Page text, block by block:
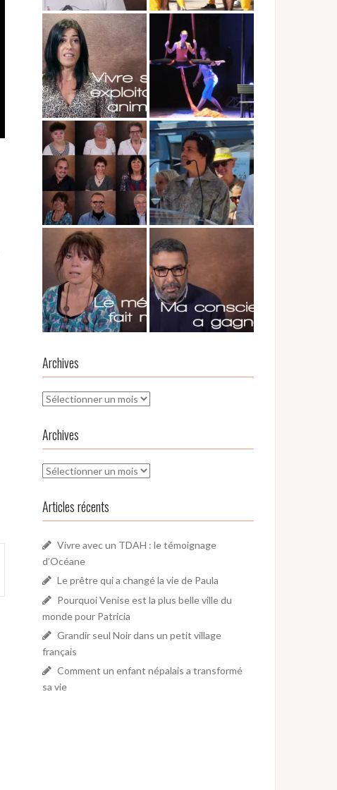
Archives
Archives
Archives
Archives
Articles récents
Vivre avec un TDAH : le témoignage
d’Océane
Le prêtre qui a changé la vie de Paula
Pourquoi Venise est la plus belle ville du
monde pour Patricia
Grandir seul Noir dans un petit village
français
Comment un enfant népalais a transformé
sa vie